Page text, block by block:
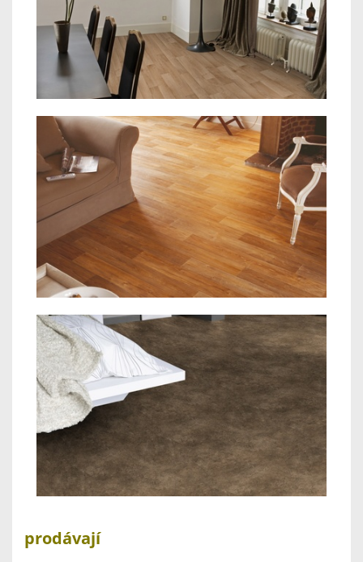
prodávají